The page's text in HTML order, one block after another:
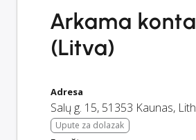
Arkama
(Litva)
Adresa
Salų g. 15, 51353 Kaunas,
Upute za dolazak